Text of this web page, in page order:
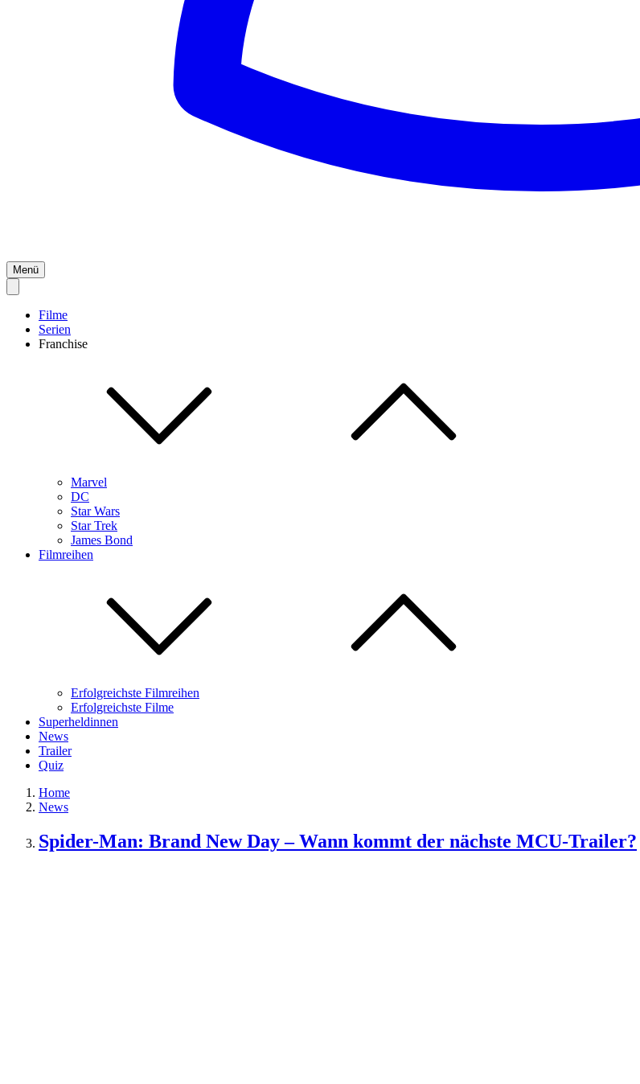
Menü
Filme
Serien
Franchise
Marvel
DC
Star Wars
Star Trek
James Bond
Filmreihen
Erfolgreichste Filmreihen
Erfolgreichste Filme
Superheldinnen
News
Trailer
Quiz
Home
News
Spider-Man: Brand New Day – Wann kommt der nächste MCU-Trailer?